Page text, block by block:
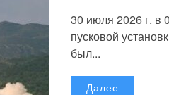
30 июля 2026 г. в
пусковой
был...
Далее